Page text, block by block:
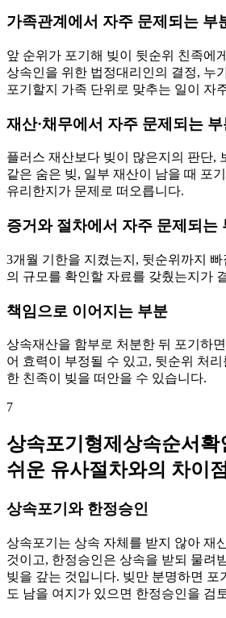
가족관계에서 자주 문제되는 부
앞 순위가 포기해 빚이 뒷순위 친족에
상속인을 위한 법정대리인의 결정, 누
포기할지 가족 단위로 맞추는 일이 자
재산·채무에서 자주 문제되는
플러스 재산보다 빚이 많은지의 판단,
같은 숨은 빚, 일부 재산이 남을 때 포
유리한지가 문제로 떠오릅니다.
증거와 절차에서 자주 문제되는
3개월 기한을 지켰는지, 뒷순위까지
의 규모를 확인할 자료를 갖췄는지가
책임으로 이어지는 부분
상속재산을 함부로 처분한 뒤 포기하
어 효력이 부정될 수 있고, 뒷순위 처
한 친족이 빚을 떠안을 수 있습니다.
7
상속포기형제상속순서확
쉬운 유사절차와의 차이점
상속포기와 한정승인
상속포기는 상속 자체를 받지 않아 재
것이고, 한정승인은 상속을 받되 물려
빚을 갚는 것입니다. 빚만 분명하면 포
도 남을 여지가 있으면 한정승인을 검